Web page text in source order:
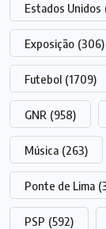
Estados Unidos
Exposição (306)
Futebol (1709)
GNR (958)
Música (263)
Ponte de Lima
PSP (592)